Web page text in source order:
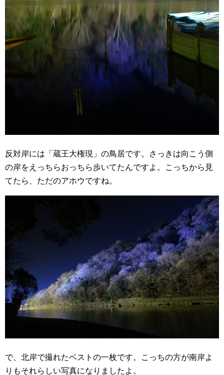
反対岸には「蔵王大権現」の鳥居です。さっきは向こう側
の岸をえっちらおっちら歩いてたんですよ。こっちから見
てたら、ただのアホウですね。
で、北岸で撮れたベストの一枚です。こっちの方が南岸よ
りもそれらしい写真になりましたよ。